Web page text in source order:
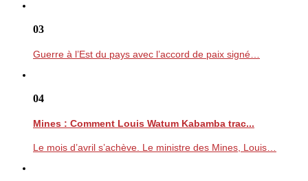
03
Guerre à l’Est du pays avec l’accord de paix signé…
04
Mines : Comment Louis Watum Kabamba trac...
Le mois d’avril s’achève. Le ministre des Mines, Louis…